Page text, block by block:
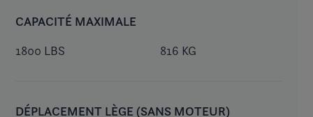
CAPACITÉ MAXIMALE
1800 LBS 816 KG
DÉPLACEMENT LÈGE (SANS MOTEUR)